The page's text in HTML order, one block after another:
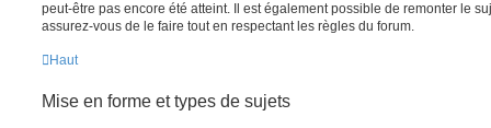
peut-être pas encore été atteint. Il est également possible de remonter le
assurez-vous de le faire tout en respectant les règles du forum.
Haut
Mise en forme et types de sujets